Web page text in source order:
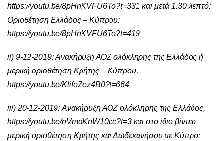
https://youtu.be/8pHnKVFU6To?t=331 και μετά 1.30 λεπτό:
Oριοθέτηση Ελλάδος – Κύπρου:
https://youtu.be/8pHnKVFU6To?t=419
ii) 9-12-2019: Ανακήρυξη ΑΟΖ ολόκληρης της Ελλάδος ή
μερική οριοθέτηση Κρήτης – Κύπρου,
https://youtu.be/KlifoZez4B0?t=664
iii) 20-12-2019: Ανακήρυξη ΑΟΖ ολόκληρης της Ελλάδος,
https://youtu.be/nVmdKnW10cc?t=3 και στο ίδιο βίντεο
μερική οριοθέτηση Κρήτης και Δωδεκανήσου με Κύπρο: